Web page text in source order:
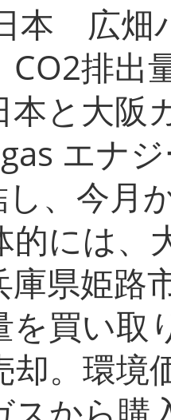
本 広畑
排出
と大阪
エナ
し、今月
的には、
庫県姫路
を買い取
却。環境